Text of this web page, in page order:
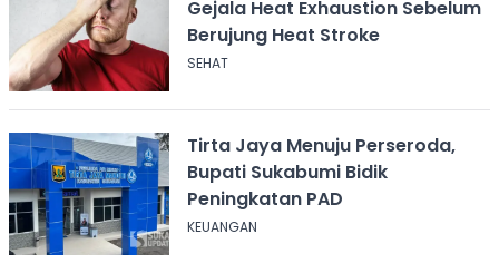
Gejala Heat Exhaustion Sebelum
Berujung Heat Stroke
SEHAT
Tirta Jaya Menuju Perseroda,
Bupati Sukabumi Bidik
Peningkatan PAD
KEUANGAN